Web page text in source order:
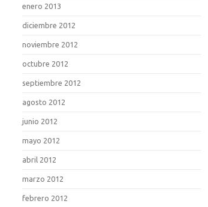
enero 2013
diciembre 2012
noviembre 2012
octubre 2012
septiembre 2012
agosto 2012
junio 2012
mayo 2012
abril 2012
marzo 2012
febrero 2012